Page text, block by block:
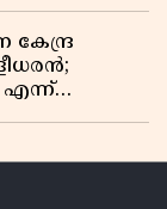
എന്ന്